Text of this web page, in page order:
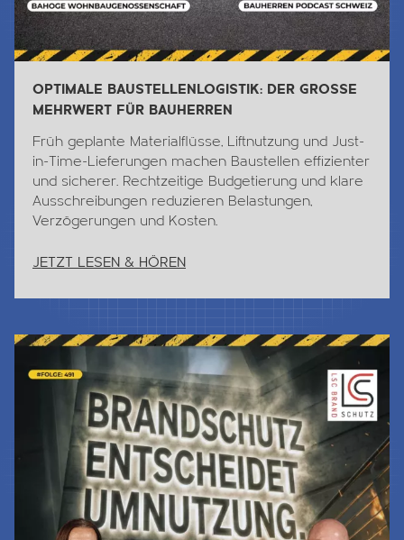
OPTIMALE BAUSTELLENLOGISTIK: DER GROSSE
MEHRWERT FÜR BAUHERREN
Früh geplante Materialflüsse, Liftnutzung und Just-
in-Time-Lieferungen machen Baustellen effizienter
und sicherer. Rechtzeitige Budgetierung und klare
Ausschreibungen reduzieren Belastungen,
Verzögerungen und Kosten.
JETZT LESEN & HÖREN
Jetzt Lesen & Hören